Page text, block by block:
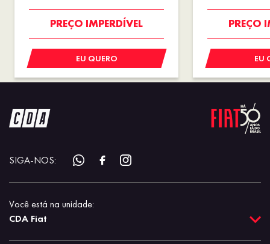
PREÇO IMPERDÍVEL
EU QUERO
PREÇO
EU
SIGA-NOS:
Você está na unidade:
CDA Fiat